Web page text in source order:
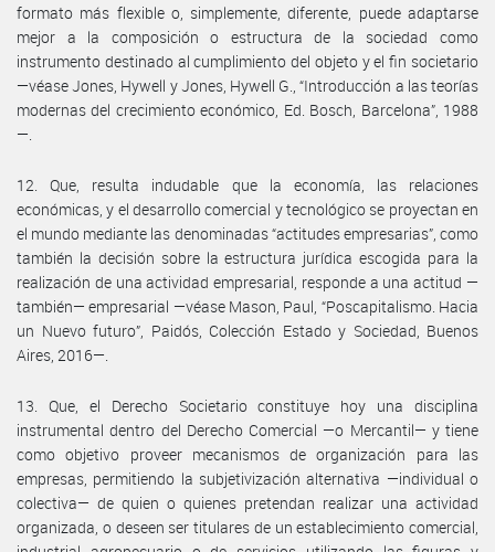
formato más flexible o, simplemente, diferente, puede adaptarse
mejor a la composición o estructura de la sociedad como
instrumento destinado al cumplimiento del objeto y el fin societario
—véase Jones, Hywell y Jones, Hywell G., “Introducción a las teorías
modernas del crecimiento económico, Ed. Bosch, Barcelona”, 1988
—.
12. Que, resulta indudable que la economía, las relaciones
económicas, y el desarrollo comercial y tecnológico se proyectan en
el mundo mediante las denominadas “actitudes empresarias”, como
también la decisión sobre la estructura jurídica escogida para la
realización de una actividad empresarial, responde a una actitud —
también— empresarial —véase Mason, Paul, “Poscapitalismo. Hacia
un Nuevo futuro”, Paidós, Colección Estado y Sociedad, Buenos
Aires, 2016—.
13. Que, el Derecho Societario constituye hoy una disciplina
instrumental dentro del Derecho Comercial —o Mercantil— y tiene
como objetivo proveer mecanismos de organización para las
empresas, permitiendo la subjetivización alternativa —individual o
colectiva— de quien o quienes pretendan realizar una actividad
organizada, o deseen ser titulares de un establecimiento comercial,